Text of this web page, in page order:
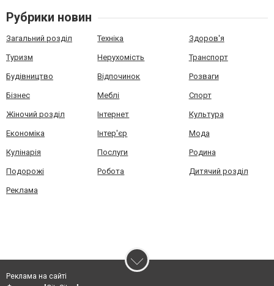
Рубрики новин
Загальний розділ Техніка Здоров'я
Туризм Нерухомість Транспорт
Будівництво Відпочинок Розваги
Бізнес Меблі Спорт
Жіночий розділ Інтернет Культура
Економіка Інтер'єр Мода
Кулінарія Послуги Родина
Подорожі Робота Дитячий розділ
Реклама
Реклама на сайті